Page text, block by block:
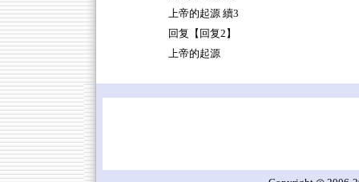
上帝的起源 續3
回复【回复2】
上帝的起源